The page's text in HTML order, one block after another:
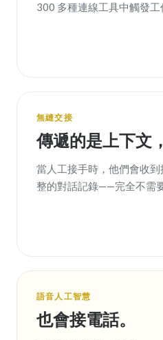
300 多種連線工具中觸發工
無縫交接
傳遞的是上下文
當人工接手時，他們會收
整的對話記錄——完全不需
語音人工智慧
也會接電話。